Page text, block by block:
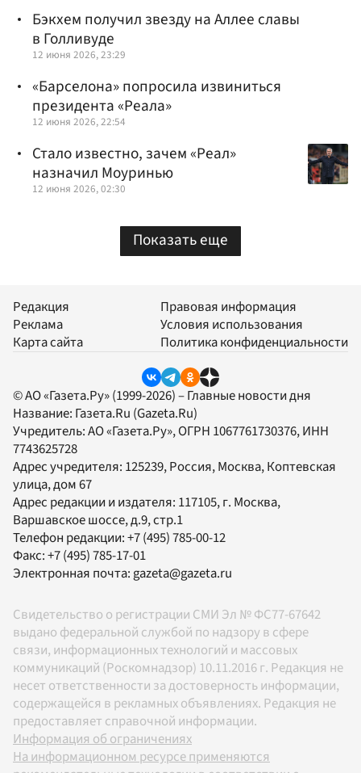
Бэкхем получил звезду на Аллее славы
в Голливуде
12 июня 2026, 23:29
«Барселона» попросила извиниться
президента «Реала»
12 июня 2026, 22:54
Стало известно, зачем «Реал»
назначил Моуринью
12 июня 2026, 02:30
Показать еще
Редакция
Реклама
Карта сайта
Правовая информация
Условия использования
Политика конфиденциальности
© АО «Газета.Ру» (1999-2026) – Главные новости дня
Название: Газета.Ru (Gazeta.Ru)
Учредитель:АО «Газета.Ру», ОГРН 1067761730376, ИНН
7743625728
Адрес учредителя: 125239, Россия, Москва, Коптевская
улица, дом 67
Адрес редакции и издателя: 117105, г. Москва,
Варшавское шоссе, д.9, стр.1
Телефон редакции:+7 (495) 785-00-12
Факс:+7 (495) 785-17-01
Электронная почта:gazeta@gazeta.ru
Свидетельство о регистрации СМИ Эл № ФС77-67642
выдано федеральной службой по надзору в сфере
связи, информационных технологий и массовых
коммуникаций (Роскомнадзор) 10.11.2016 г. Редакция не
несет ответственности за достоверность информации,
содержащейся в рекламных объявлениях. Редакция не
предоставляет справочной информации.
Информация об ограничениях
На информационном ресурсе применяются